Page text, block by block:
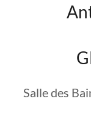
Salle des